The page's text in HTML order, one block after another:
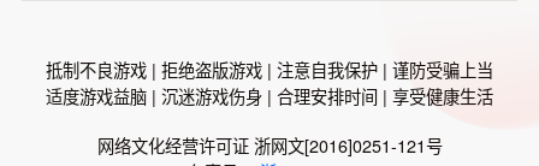
抵制不良游戏 | 拒绝盗版游戏 | 注意自我保护 | 谨防受骗上当
适度游戏益脑 | 沉迷游戏伤身 | 合理安排时间 | 享受健康生活
网络文化经营许可证 浙网文[2016]0251-121号